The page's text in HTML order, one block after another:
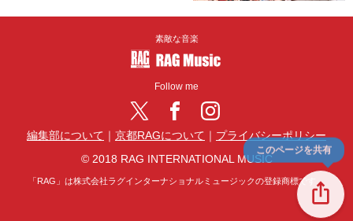
ios_share
このページを共有
素敵な音楽
Follow me
編集部について 京都RAGについて
プライバシーポリシー
© 2018 RAG INTERNATIONAL MUSIC
「RAG」は株式会社ラグインターナショナルミュージックの登録商標です。